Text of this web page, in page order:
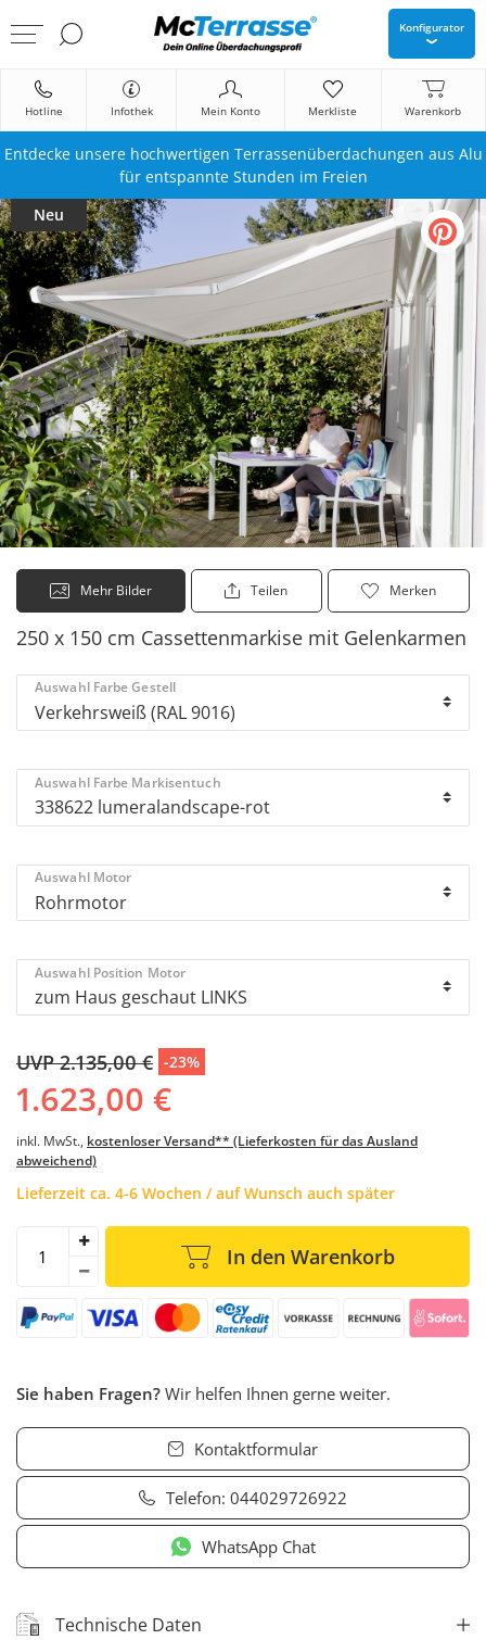
Konfigurator
Hotline Infothek Mein Konto Merkliste Warenkorb
Entdecke unsere hochwertigen Terrassenüberdachungen aus Alu
für entspannte Stunden im Freien
Neu
Mehr Bilder Teilen Merken
250 x 150 cm Cassettenmarkise mit Gelenkarmen
Auswahl Farbe Gestell
Auswahl Farbe Markisentuch
Auswahl Motor
Auswahl Position Motor
UVP 2.135,00 € -23%
1.623,00 €
inkl. MwSt., kostenloser Versand** (Lieferkosten für das Ausland
abweichend)
Lieferzeit ca. 4-6 Wochen / auf Wunsch auch später
In den Warenkorb
Sie haben Fragen? Wir helfen Ihnen gerne weiter.
Kontaktformular
Telefon: 044029726922
WhatsApp Chat
Technische Daten